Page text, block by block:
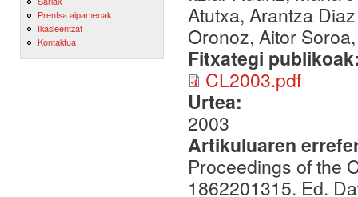
Prentsa aipamenak
Ikasleentzat
Kontaktua
Atutxa, Arantza
Oronoz, Aitor
Fitxategi
CL2003.pdf
Urtea:
2003
Artikuluaren
Proceedings of the
1862201315. Ed.